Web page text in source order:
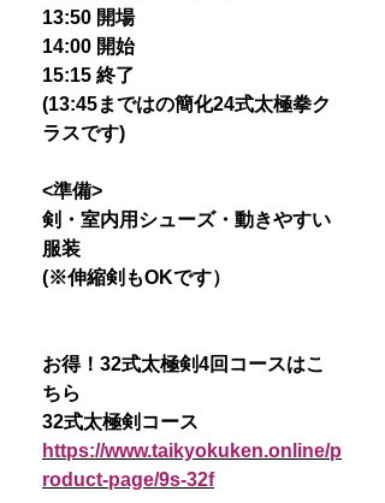
13:50 開場
14:00 開始
15:15 終了
(13:45まではの簡化24式太極拳ク
ラスです)
<準備>
剣・室内用シューズ・動きやすい
服装
(※伸縮剣もOKです）
お得！32式太極剣4回コースはこ
ちら
32式太極剣コース
https://www.taikyokuken.online/p
roduct-page/9s-32f